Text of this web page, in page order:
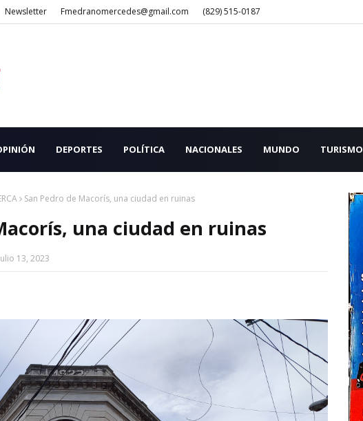
Newsletter Fmedranomercedes@gmail.com (829) 515-0187
DEPORTES POLÍTICA NACIONALES MUNDO TURISMO
San Pedro de Macorís, una ciudad en ruinas
una ciudad en ruinas
13, 2023